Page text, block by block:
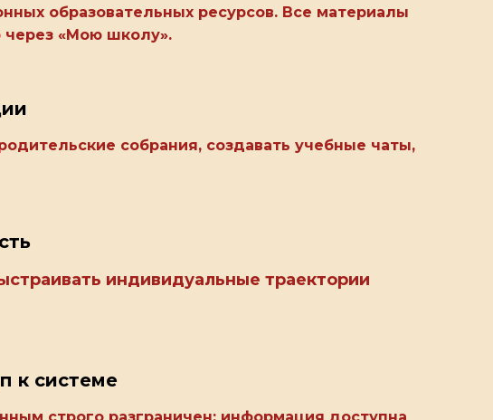
образовательных ресурсов. Все материалы
через «Мою школу».
собрания, создавать учебные чаты,
индивидуальные траектории
к системе